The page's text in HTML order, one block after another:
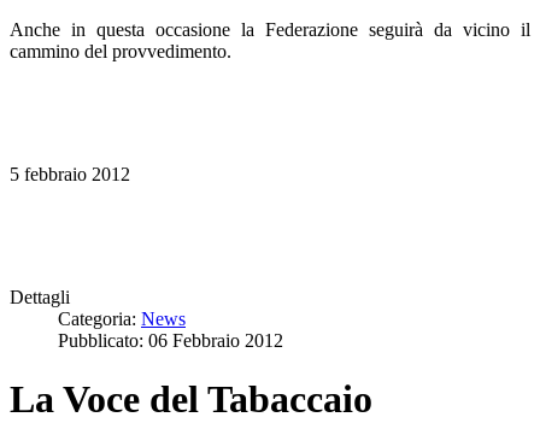
Anche in questa occasione la Federazione seguirà da vicino il
cammino del provvedimento.
5 febbraio 2012
Dettagli
Categoria: News
Pubblicato: 06 Febbraio 2012
La Voce del Tabaccaio